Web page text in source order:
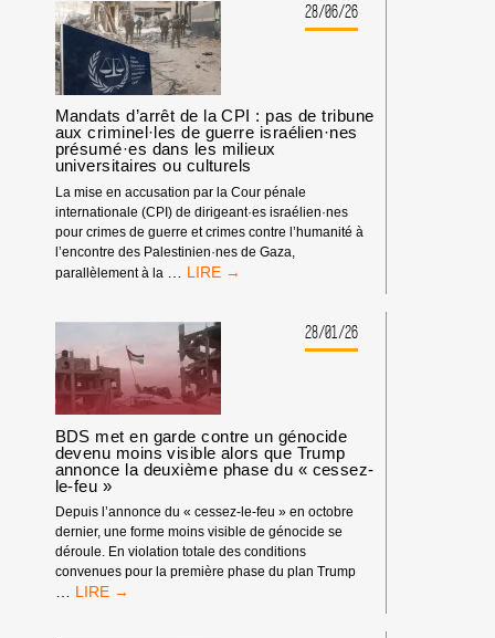
28/06/26
Mandats d’arrêt de la CPI : pas de tribune
aux criminel·les de guerre israélien·nes
présumé·es dans les milieux
universitaires ou culturels
La mise en accusation par la Cour pénale
internationale (CPI) de dirigeant·es israélien·nes
pour crimes de guerre et crimes contre l’humanité à
l’encontre des Palestinien·nes de Gaza,
parallèlement à la
MANDATS
LA
CPI
:
PAS
DE
TRIBUNE
AUX
CRIMINEL·LES
GUERRE
ISRAÉLIEN·NES
PRÉSUMÉ·ES
DANS
28/01/26
BDS met en garde contre un génocide
devenu moins visible alors que Trump
annonce la deuxième phase du « cessez-
le-feu »
Depuis l’annonce du « cessez-le-feu » en octobre
dernier, une forme moins visible de génocide se
déroule. En violation totale des conditions
convenues pour la première phase du plan Trump
BDS